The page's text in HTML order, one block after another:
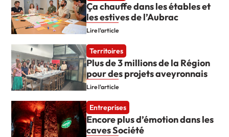
Ça chauffe dans les étables et
les estives de l’Aubrac
Lire l'article
Territoires
Plus de 3 millions de la Région
pour des projets aveyronnais
Lire l'article
Entreprises
Encore plus d’émotion dans les
caves Société